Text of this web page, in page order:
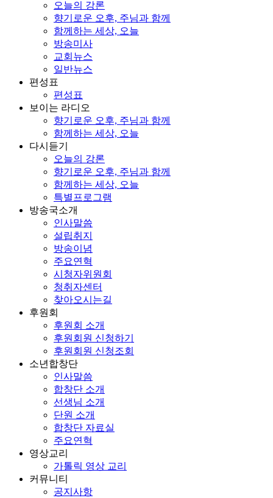
오늘의 강론
향기로운 오후, 주님과 함께
함께하는 세상, 오늘
방송미사
교회뉴스
일반뉴스
편성표
편성표
보이는 라디오
향기로운 오후, 주님과 함께
함께하는 세상, 오늘
다시듣기
오늘의 강론
향기로운 오후, 주님과 함께
함께하는 세상, 오늘
특별프로그램
방송국소개
인사말씀
설립취지
방송이념
주요연혁
시청자위원회
청취자센터
찾아오시는길
후원회
후원회 소개
후원회원 신청하기
후원회원 신청조회
소년합창단
인사말씀
합창단 소개
선생님 소개
단원 소개
합창단 자료실
주요연혁
영상교리
가톨릭 영상 교리
커뮤니티
공지사항